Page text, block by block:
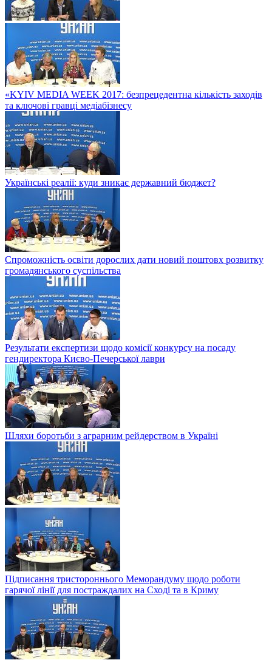
«KYIV MEDIA WEEK 2017: безпрецедентна кількість заходів
та ключові гравці медіабізнесу
Українські реалії: куди зникає державний бюджет?
Спроможність освіти дорослих дати новий поштовх розвитку
громадянського суспільства
Результати експертизи щодо комісії конкурсу на посаду
гендиректора Києво-Печерської лаври
Шляхи боротьби з аграрним рейдерством в Українi
Підписання тристороннього Меморандуму щодо роботи
гарячої лінії для постраждалих на Сході та в Криму